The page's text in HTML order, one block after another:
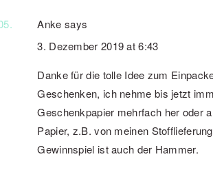
Anke says
3. Dezember 2019 at 6:43
Danke für die tolle Idee zum
Geschenken, ich nehme bis jetzt
Geschenkpapier mehrfach her oder
Papier, z.B. von meinen
Gewinnspiel ist auch der Hammer.